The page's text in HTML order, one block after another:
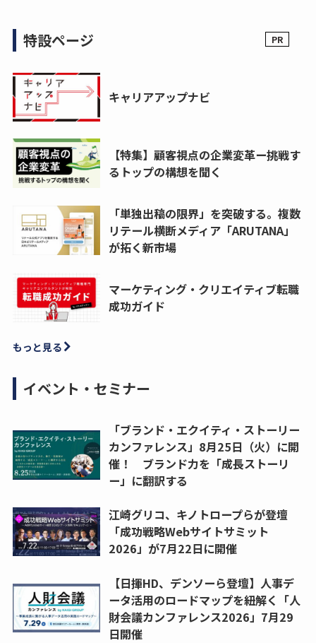
特設ページ
キャリアアップナビ
【特集】顧客視点の企業変革ー挑戦す
るトップの構想を聞く
「単独出稿の限界」を突破する。複数
リテール横断メディア「ARUTANA」
が拓く新市場
マーケティング・クリエイティブ転職
成功ガイド
もっと見る
イベント・セミナー
「ブランド・エクイティ・ストーリー
カンファレンス」8月25日（火）に開
催！ ブランド力を「成長ストーリ
ー」に翻訳する
江崎グリコ、キノトロープらが登壇
「成功戦略Webサイトサミット
2026」が7月22日に開催
【日揮HD、デンソーら登壇】人事デ
ータ活用のロードマップを紐解く「人
財会議カンファレンス2026」7月29
日開催